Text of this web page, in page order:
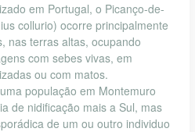
em Portugal, o Picanço-de-
collurio) ocorre principalmente
nas terras altas, ocupando
com sebes vivas, em
ou com matos.
população em Montemuro
de nidificação mais a Sul, mas
de um ou outro individuo